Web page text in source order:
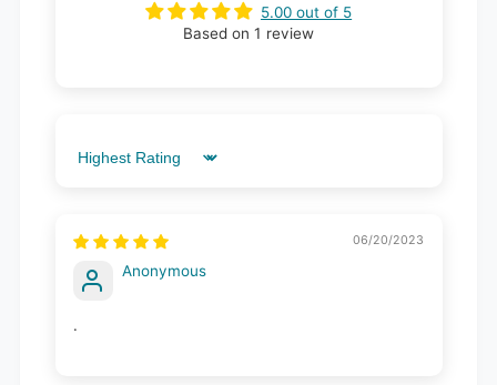
5.00 out of 5
Based on 1 review
Sort by
06/20/2023
Anonymous
.